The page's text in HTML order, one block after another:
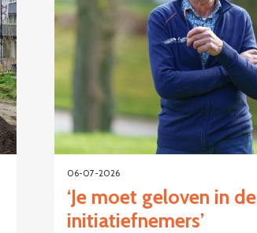
06-07-2026
‘Je moet geloven in de
initiatiefnemers’